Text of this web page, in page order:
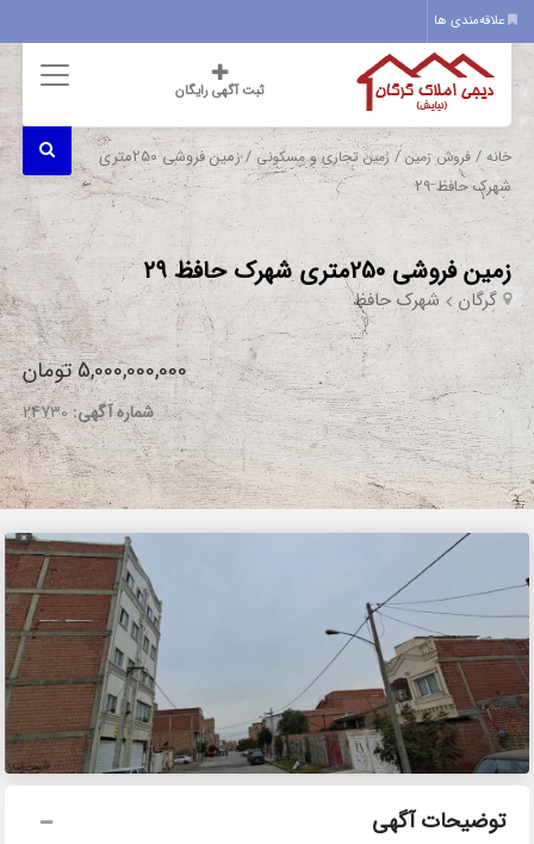
علاقه‌مندی ها
ثبت آگهی رایگان
خانه /فروش زمین/زمین تجاری و مسکونی
/ زمین فروشی 250متری
شهرک حافظ ۲۹
زمین فروشی 250متری شهرک حافظ ۲۹
گرگان شهرک حافظ
5,000,000,000 تومان
شماره آگهی:24730
توضیحات آگهی